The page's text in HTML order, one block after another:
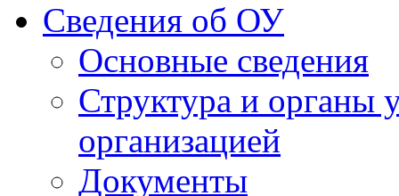
Сведения об ОУ
Основные сведения
Структура и органы
организацией
Документы